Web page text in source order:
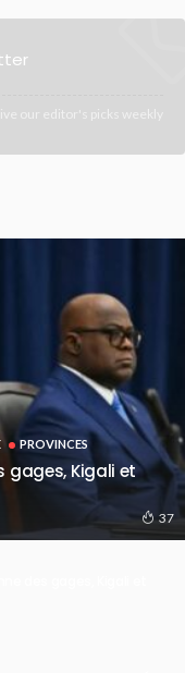
our editor's picks weekly
PROVINCES
gages, Kigali et
37